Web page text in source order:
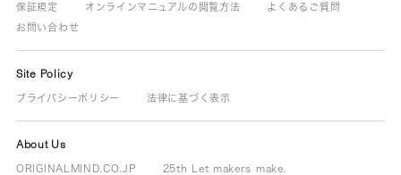
保証規定 オンラインマニュアルの閲覧方法
よくあるご質問
お問い合わせ
Site Policy
プライバシーポリシー 法律に基づく表示
About Us
ORIGINALMIND.CO.JP 25th Let makers make.